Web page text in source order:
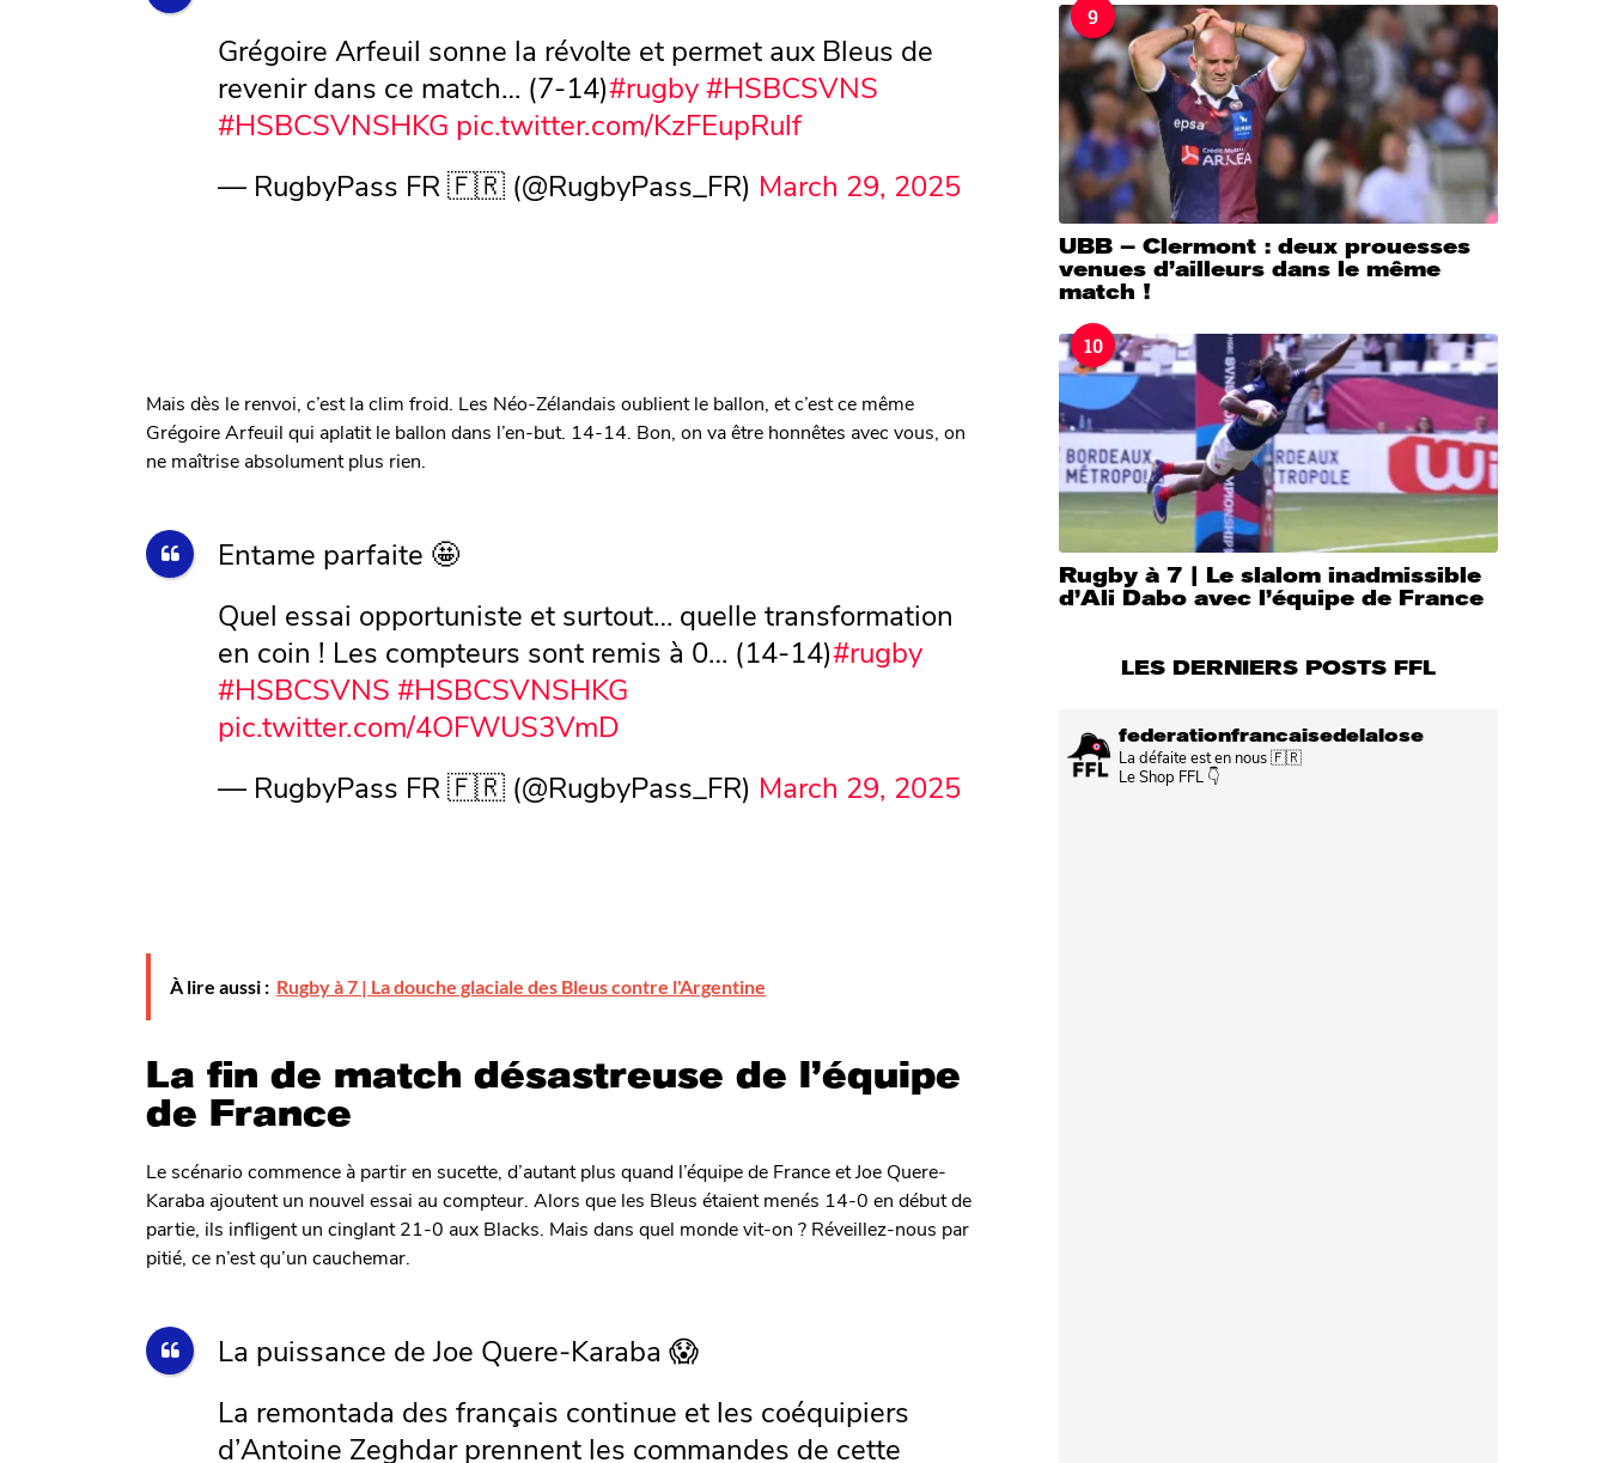
Grégoire Arfeuil sonne la révolte et permet aux Bleus de
revenir dans ce match… (7-14)#rugby#HSBCSVNS
#HSBCSVNSHKG pic.twitter.com/KzFEupRulf
— RugbyPass FR 🇫🇷 (@RugbyPass_FR) March 29, 2025
Mais dès le renvoi, c’est la clim froid. Les Néo-Zélandais oublient le ballon, et c’est ce même
Grégoire Arfeuil qui aplatit le ballon dans l’en-but. 14-14. Bon, on va être honnêtes avec vous, on
ne maîtrise absolument plus rien.
Entame parfaite 🤩
Quel essai opportuniste et surtout… quelle transformation
en coin ! Les compteurs sont remis à 0… (14-14)#rugby
#HSBCSVNS #HSBCSVNSHKG
pic.twitter.com/4OFWUS3VmD
— RugbyPass FR 🇫🇷 (@RugbyPass_FR) March 29, 2025
À lire aussi : Rugby à 7 | La douche glaciale des Bleus contre l'Argentine
La fin de match désastreuse de l’équipe
de France
Le scénario commence à partir en sucette, d’autant plus quand l’équipe de France et Joe Quere-
Karaba ajoutent un nouvel essai au compteur. Alors que les Bleus étaient menés 14-0 en début de
partie, ils infligent un cinglant 21-0 aux Blacks. Mais dans quel monde vit-on ? Réveillez-nous par
pitié, ce n’est qu’un cauchemar.
La puissance de Joe Quere-Karaba 😱
La remontada des français continue et les coéquipiers
d’Antoine Zeghdar prennent les commandes de cette
9
UBB – Clermont : deux prouesses
venues d’ailleurs dans le même
match !
10
Rugby à 7 | Le slalom inadmissible
d’Ali Dabo avec l’équipe de France
LES DERNIERS POSTS FFL
federationfrancaisedelalose
La défaite est en nous 🇫🇷
Le Shop FFL 👇